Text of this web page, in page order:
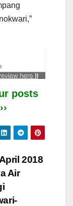
posts
2018
Air